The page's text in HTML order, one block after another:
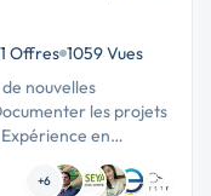
Offres 1059 Vues
nouvelles
les projets
en
R, C++,
+6